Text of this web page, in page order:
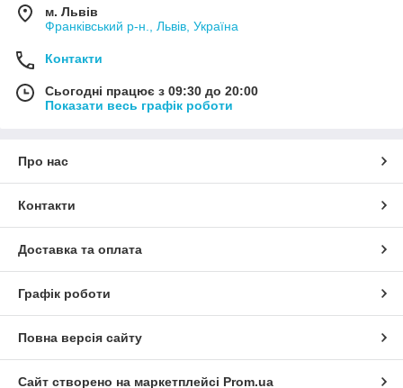
м. Львів
Франківський р-н., Львів, Україна
Контакти
Сьогодні працює з 09:30 до 20:00
Показати весь графік роботи
Про нас
Контакти
Доставка та оплата
Графік роботи
Повна версія сайту
Сайт створено на маркетплейсі Prom.ua